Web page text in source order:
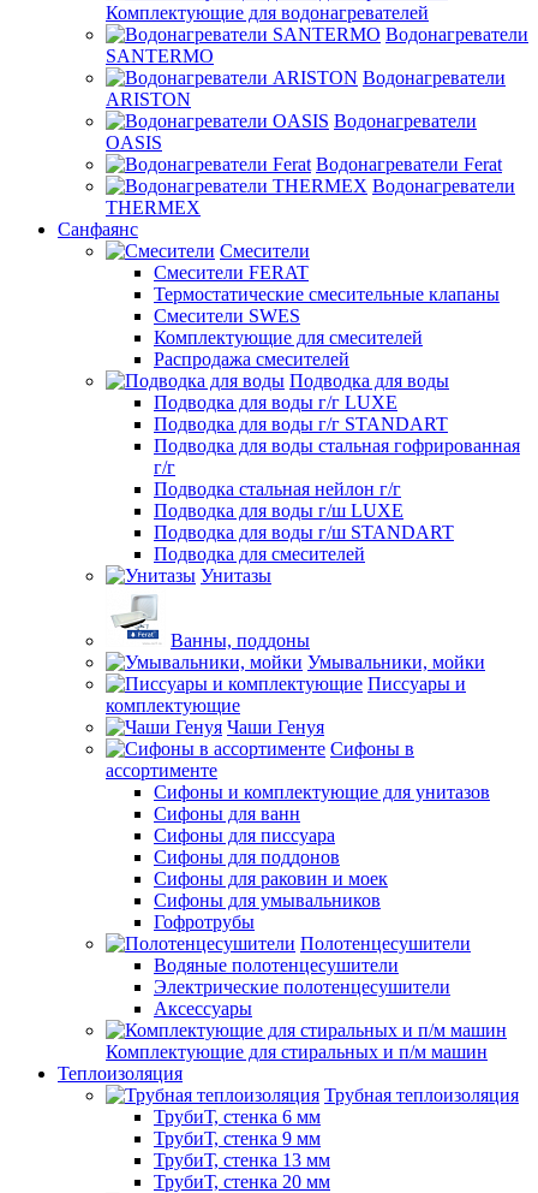
Комплектующие для водонагревателей
Водонагреватели
SANTERMO
Водонагреватели
ARISTON
Водонагреватели
OASIS
Водонагреватели Ferat
Водонагреватели
THERMEX
Санфаянс
Смесители
Смесители FERAT
Термостатические смесительные клапаны
Смесители SWES
Комплектующие для смесителей
Распродажа смесителей
Подводка для воды
Подводка для воды г/г LUXE
Подводка для воды г/г STANDART
Подводка для воды стальная гофрированная
г/г
Подводка стальная нейлон г/г
Подводка для воды г/ш LUXE
Подводка для воды г/ш STANDART
Подводка для смесителей
Унитазы
Ванны, поддоны
Умывальники, мойки
Писсуары и
комплектующие
Чаши Генуя
Сифоны в
ассортименте
Сифоны и комплектующие для унитазов
Сифоны для ванн
Сифоны для писсуара
Сифоны для поддонов
Сифоны для раковин и моек
Сифоны для умывальников
Гофротрубы
Полотенцесушители
Водяные полотенцесушители
Электрические полотенцесушители
Аксессуары
Комплектующие для стиральных и п/м машин
Теплоизоляция
Трубная теплоизоляция
ТрубиТ, стенка 6 мм
ТрубиТ, стенка 9 мм
ТрубиТ, стенка 13 мм
ТрубиТ, стенка 20 мм